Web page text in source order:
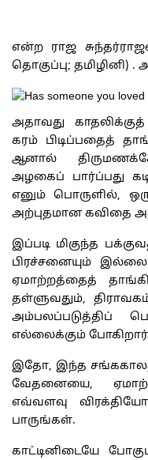
என்ற ராஜ
தொகுப்பு; தமிழினி) .
அதாவது
கரம் பிடிப்பதைத்
ஆனால்
அழகைப் பார்ப்பது
எனும் பொருளில்,
அற்புதமான கவிதை
இப்படி மிகுந்த
பிரச்சனையும்
ஏமாற்றத்தைத்
தள்ளுவதும்,
அம்பலப்படுத்திப்
எல்லைக்கும்
இதோ, இந்த சங்ககாலத்
வேதனையை,
எவ்வளவு
பாருங்கள்.
காட்டினிடையே